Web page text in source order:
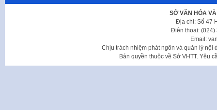
SỞ VĂN HÓA
Địa chỉ: Số 47
Điện thoại: (024)
Email:
Chịu trách nhiệm phát ngôn và quản lý nội
Bản quyền thuộc về Sở VHTT. Yêu